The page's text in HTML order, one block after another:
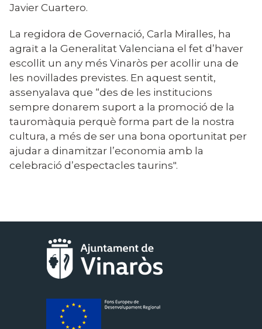
Javier Cuartero.
La regidora de Governació, Carla Miralles, ha
agraït a la Generalitat Valenciana el fet d’haver
escollit un any més Vinaròs per acollir una de
les novillades previstes. En aquest sentit,
assenyalava que “des de les institucions
sempre donarem suport a la promoció de la
tauromàquia perquè forma part de la nostra
cultura, a més de ser una bona oportunitat per
ajudar a dinamitzar l’economia amb la
celebració d’espectacles taurins".